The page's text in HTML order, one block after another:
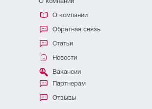
О компании
Обратная связь
Статьи
Новости
Вакансии
Партнерам
Отзывы